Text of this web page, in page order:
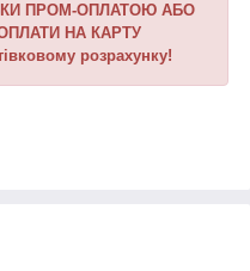
ПРОМ-ОПЛАТОЮ АБО
НА КАРТУ
розрахунку!